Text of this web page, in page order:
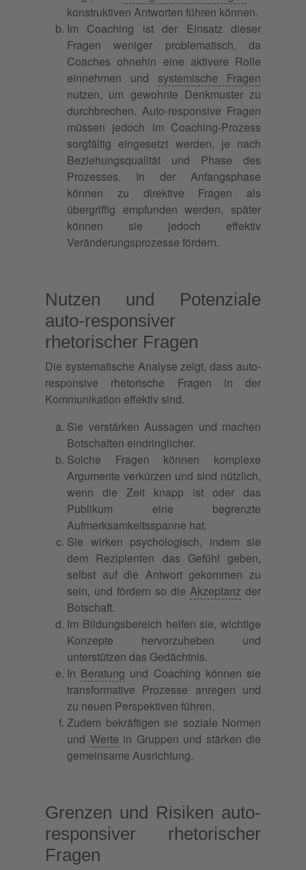
konstruktiven Antworten führen können.
Im Coaching ist der Einsatz dieser
Fragen weniger problematisch, da
Coaches ohnehin eine aktivere Rolle
einnehmen und systemische Fragen
nutzen, um gewohnte Denkmuster zu
durchbrechen. Auto-responsive Fragen
müssen jedoch im Coaching-Prozess
sorgfältig eingesetzt werden, je nach
Beziehungsqualität und Phase des
Prozesses. In der Anfangsphase
können zu direktive Fragen als
übergriffig empfunden werden, später
können sie jedoch effektiv
Veränderungsprozesse fördern.
Nutzen und Potenziale
auto-responsiver
rhetorischer Fragen
Die systematische Analyse zeigt, dass auto-
responsive rhetorische Fragen in der
Kommunikation effektiv sind.
Sie verstärken Aussagen und machen
Botschaften eindringlicher.
Solche Fragen können komplexe
Argumente verkürzen und sind nützlich,
wenn die Zeit knapp ist oder das
Publikum eine begrenzte
Aufmerksamkeitsspanne hat.
Sie wirken psychologisch, indem sie
dem Rezipienten das Gefühl geben,
selbst auf die Antwort gekommen zu
sein, und fördern so die Akzeptanz der
Botschaft.
Im Bildungsbereich helfen sie, wichtige
Konzepte hervorzuheben und
unterstützen das Gedächtnis.
In Beratung und Coaching können sie
transformative Prozesse anregen und
zu neuen Perspektiven führen.
Zudem bekräftigen sie soziale Normen
und Werte in Gruppen und stärken die
gemeinsame Ausrichtung.
Grenzen und Risiken auto-
responsiver rhetorischer
Fragen